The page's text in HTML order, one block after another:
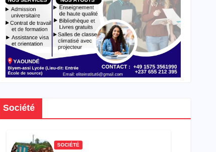
Société
SOCIÉTÉ